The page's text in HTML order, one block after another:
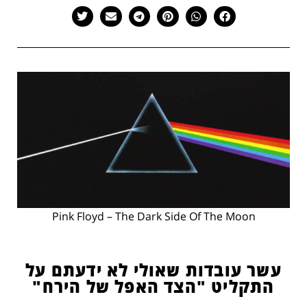
Pink Floyd – The Dark Side Of The Moon
עשר עובדות שאולי לא ידעתם על
התקליט "הצד האפל של הירח"